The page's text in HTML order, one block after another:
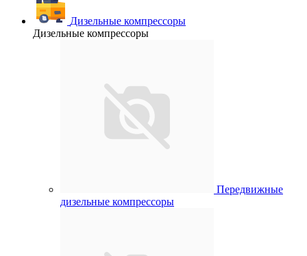
Дизельные компрессоры
Дизельные компрессоры
Передвижные
дизельные компрессоры